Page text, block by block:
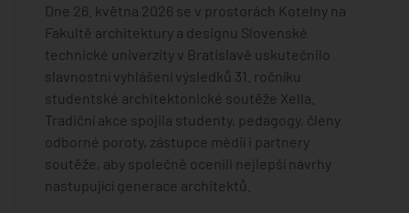
Dne 26. května 2026 se v prostorách Kotelny na
Fakultě architektury a designu Slovenské
technické univerzity v Bratislavě uskutečnilo
slavnostní vyhlášení výsledků 31. ročníku
studentské architektonické soutěže Xella.
Tradiční akce spojila studenty, pedagogy, členy
odborné poroty, zástupce médií i partnery
soutěže, aby společně ocenili nejlepší návrhy
nastupující generace architektů.